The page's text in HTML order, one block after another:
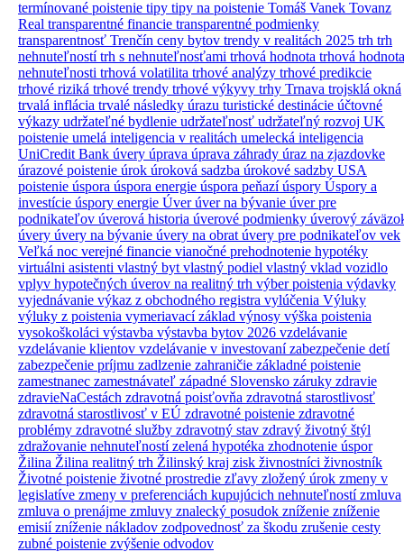
termínované poistenie tipy tipy na poistenie Tomáš Vanek Tovanz
Real transparentné financie transparentné podmienky
transparentnosť Trenčín ceny bytov trendy v realitách 2025 trh trh
nehnuteľnostítrh s nehnuteľnosťami trhová hodnota trhová hodnota
nehnuteľnosti trhová volatilita trhové analýzy trhové predikcie
trhové riziká trhové trendy trhové výkyvy trhy Trnava trojsklá okná
trvalá inflácia trvalé následky úrazu turistické destinácie účtovné
výkazy udržateľné bydlenie udržateľnosť udržateľný rozvoj UK
poistenie umelá inteligencia v realitách umelecká inteligencia
UniCredit Bank úvery úprava úprava záhrady úraz na zjazdovke
úrazové poistenie úrok úroková sadzba úrokové sadzby USA
poistenie úspora úspora energie úspora peňazíúspory Úspory a
investície úspory energie Úverúver na bývanie úver pre
podnikateľov úverová historia úverové podmienky úverový
úvery úvery na bývanie úvery na obrat úvery pre podnikateľov vek
Veľká noc verejné financie vianočné prehodnotenie hypotéky
virtuálni asistenti vlastný byt vlastný podiel vlastný vklad vozidlo
vplyv hypotečných úverov na realitný trh výber poistenia výdavky
vyjednávanie výkaz z obchodného registra vylúčenia Výluky
výluky z poistenia vymeriavací základ výnosy výška poistenia
vysokoškoláci výstavba výstavba bytov 2026 vzdelávanie
vzdelávanie klientov vzdelávanie v investovanízabezpečenie detí
zabezpečenie príjmu zadlzenie zahraničie základné poistenie
zamestnanec zamestnávateľ západné Slovensko záruky zdravie
zdravieNaCestách zdravotná poisťovňa zdravotná starostlivosť
zdravotná starostlivosť v EÚ zdravotné poistenie zdravotné
problémy zdravotné služby zdravotný stav zdravý životný štýl
zdražovanie nehnuteľnostízelená hypotéka zhodnotenie úspor
Žilina Žilina realitný trh Žilinský kraj zisk živnostníci živnostník
Životné poistenie životné prostredie zľavy zložený úrok zmeny v
legislatíve zmeny v preferenciách kupujúcich nehnuteľnostízmluva
zmluva o prenájme zmluvy znalecký posudok zníženie zníženie
emisiízníženie nákladov zodpovednosť za škodu zrušenie cesty
zubné poistenie zvýšenie odvodov